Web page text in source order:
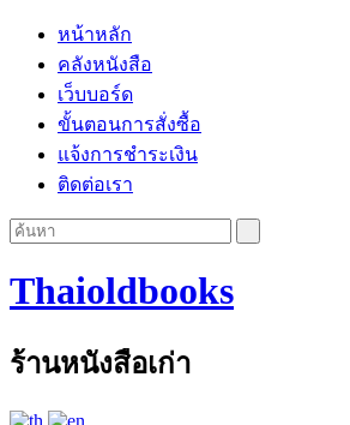
หน้าหลัก
คลังหนังสือ
เว็บบอร์ด
ขั้นตอนการสั่งซื้อ
แจ้งการชำระเงิน
ติดต่อเรา
Thaioldbooks
ร้านหนังสือเก่า